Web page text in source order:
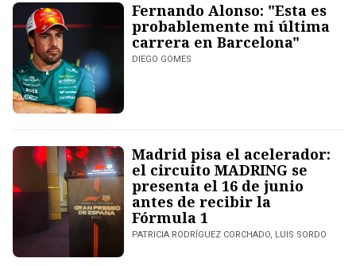
Fernando Alonso: "Esta es
probablemente mi última
carrera en Barcelona"
DIEGO GOMES
Madrid pisa el acelerador:
el circuito MADRING se
presenta el 16 de junio
antes de recibir la
Fórmula 1
PATRICIA RODRÍGUEZ CORCHADO, LUIS SORDO